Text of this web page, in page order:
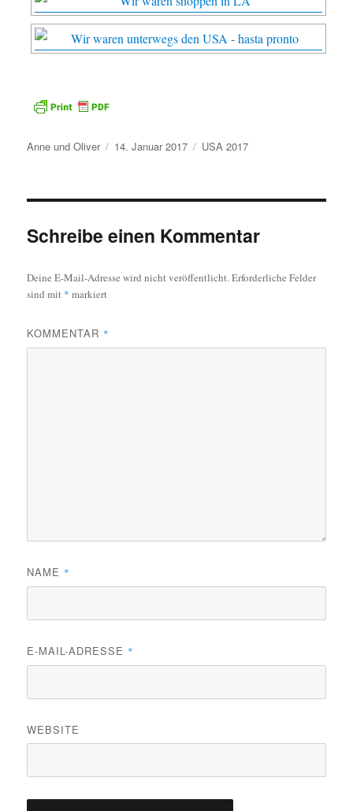
Autor
Anne und Oliver
Veröffentlicht
14. Januar 2017 Kategorien
USA 2017
Schreibe einen Kommentar
Deine E-Mail-Adresse wird nicht veröffentlicht.Erforderliche Felder
sind mit * markiert
KOMMENTAR *
NAME *
E-MAIL-ADRESSE *
WEBSITE